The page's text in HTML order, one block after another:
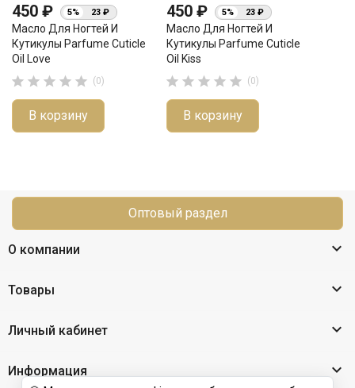
450 ₽ 5% 23 ₽
Масло Для Ногтей И
Кутикулы Parfume Cuticle
Oil Love
     (0)
В корзину
450 ₽ 5% 23 ₽
Масло Для Ногтей И
Кутикулы Parfume Cuticle
Oil Kiss
     (0)
В корзину
Оптовый раздел
О компании 
Товары 
Личный кабинет 
Информация 